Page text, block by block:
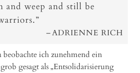
and weep and still be
ADRIENNE RICH
beobachte ich zunehmend ein
gesagt als „Entsolidarisierung